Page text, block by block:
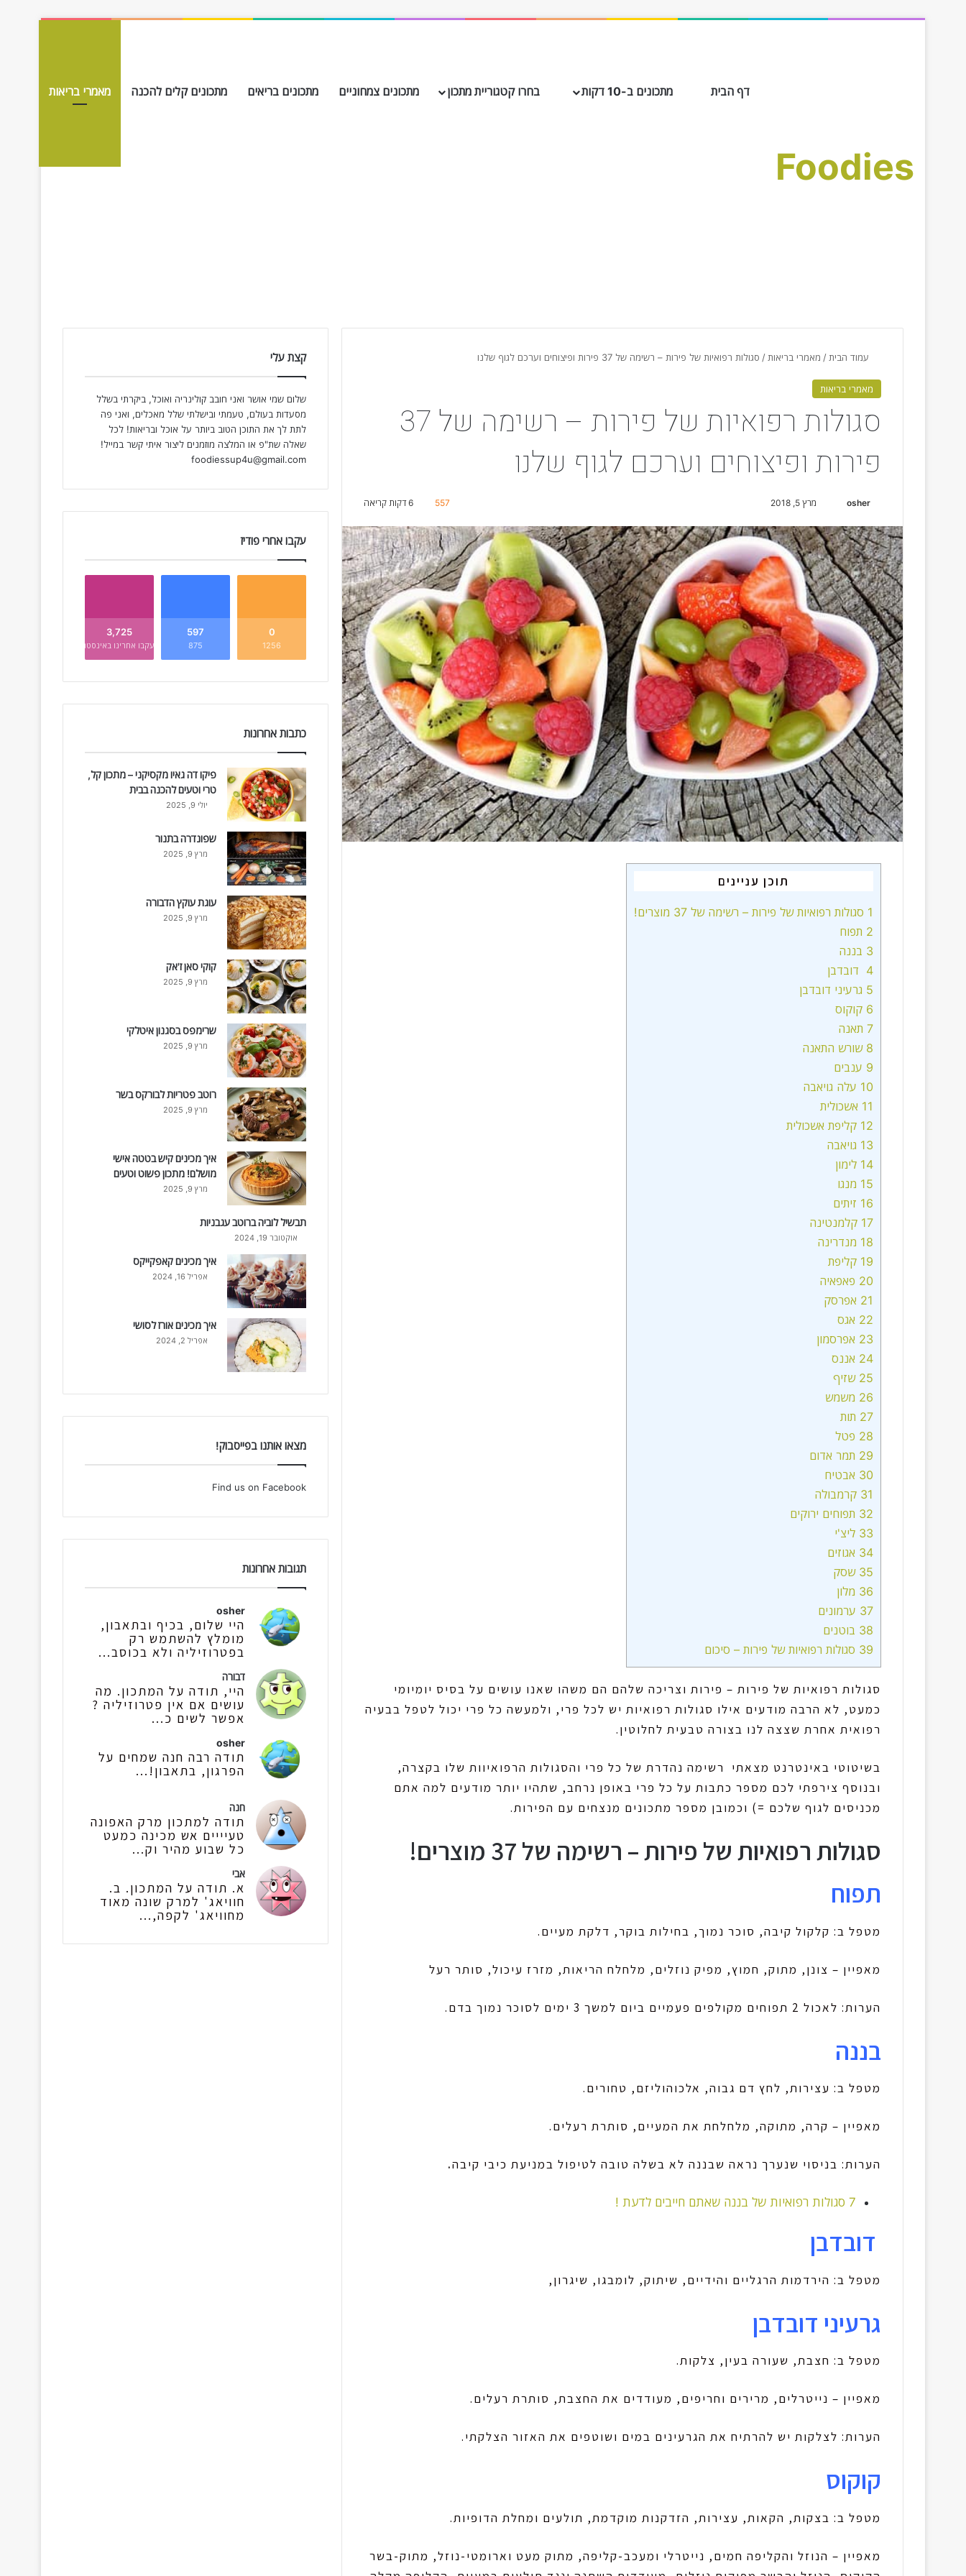
Foodies
דף הבית מתכונים ב-10 דקות בחרו קטגוריית מתכון מתכונים צמחוניים מתכונים בריאים מתכונים קלים להכנה מאמרי בריאות
עמוד הבית / מאמרי בריאות / סגולות רפואיות של פירות – רשימה של 37 פירות ופיצוחים וערכם לגוף שלנו
מאמרי בריאות
סגולות רפואיות של פירות – רשימה של 37
פירות ופיצוחים וערכם לגוף שלנו
osher
n
d
a
n
e
m
a
i
l
מרץ 5, 2018 557
תוכן עניינים
1 סגולות רפואיות של פירות – רשימה של 37 מוצרים!
2 תפוח
3 בננה
4 דובדבן
5 גרעיני דובדבן
6 קוקוס
7 תאנה
8 שורש התאנה
9 ענבים
10 עלה גויאבה
11 אשכולית
12 קליפת אשכולית
13 גויאבה
14 לימון
15 מנגו
16 זיתים
17 קלמנטינה
18 מנדרינה
19 קליפת
20 פאפאיה
21 אפרסק
22 אגס
23 אפרסמון
24 אננס
25 שזיף
26 משמש
27 תות
28 פטל
29 תמר אדום
30 אבטיח
31 קרמבולה
32 תפוחים ירוקים
33 ליצ'י
34 אגוזים
35 שסק
36 מלון
37 ערמונים
38 בוטנים
39 סגולות רפואיות של פירות – סיכום
סגולות רפואיות של פירות – פירות וצריכה שלהם הם משהו שאנו עושים על בסיס יומיומי
כמעט, לא הרבה מודעים אילו סגולות רפואיות יש לכל פרי, ולמעשה כל פרי יכול לטפל בבעיה
רפואית אחרת שצצה לנו בצורה טבעית לחלוטין.
בשיטוטי באינטרנט מצאתי רשימה נהדרת של כל פרי והסגולות הרפואיוות שלו בקצרה,
ובנוסף צירפתי לכם מספר כתבות על כל פרי באופן נרחב, שתהיו יותר מודעים למה אתם
מכניסים לגוף שלכם =) וכמובן מספר מתכונים מנצחים עם הפירות.
סגולות רפואיות של פירות – רשימה של 37 מוצרים!
תפוח
מטפל ב: קלקול קיבה, סוכר נמוך, בחילות בוקר, דלקת מעיים.
מאפיין – צונן, מתוק, חמוץ, מפיק נוזלים, מלחלח הריאות, מזרז עיכול, סותר רעל
הערות: לאכול 2 תפוחים מקולפים פעמיים ביום למשך 3 ימים לסוכר נמוך בדם.
בננה
מטפל ב: עצירות, לחץ דם גבוה, אלכוהוליזם, טחורים.
מאפיין – קרה, מתוקה, מלחלחת את המעיים, סותרת רעלים.
הערות: בניסוי שנערך נראה שבננה לא בשלה טובה לטיפול במניעת כיבי קיבה.
7 סגולות רפואיות של בננה שאתם חייבים לדעת !
דובדבן
מטפל ב: הירדמות הרגליים והידיים, שיתוק, לומבגו, שיגרון,
גרעיני דובדבן
מטפל ב: חצבת, שעורה בעין, צלקות.
מאפיין – נייטרלים, מרירים וחריפים, מעודדים את החצבת, סותרת רעלים.
הערות: לצלקות יש להרתיח את הגרעינים במים ושוטפים את האזור הצלקתי.
קוקוס
מטפל ב: בצקות, הקאות, עצירות, הזדקנות מוקדמת, תולעים ומחלת הדופיות.
מאפיין – הנוזל והקליפה חמים, נייטרלי ומעכב-קליפה, מתוק מעט וארומטי-נוזל, מתוק-בשר
קצת עלי
שלום שמי אושר ואני חובב קולינריה ואוכל, ביקרתי בשלל
מסעדות בעולם, טעמתי ובישלתי שלל מאכלים, ואני פה
לתת לך את התוכן הטוב ביותר על אוכל ובריאות! לכל
שאלה שת"פ או המלצה מוזמנים ליצור איתי קשר במייל!
foodiessup4u@gmail.com
עקבו אחרי פודיז
0
1256
597
875
3,725
עקבו אחרינו באינסטגרם
כתבות אחרונות
פיקו דה גאיו מקסיקני – מתכון קל,
טרי וטעים להכנה בבית
יולי 9, 2025
שפונדרה בתנור
מרץ 9, 2025
עוגת עוקץ הדבורה
מרץ 9, 2025
קוקי סאן ז'אק
מרץ 9, 2025
שרימפס בסגנון איטלקי
מרץ 9, 2025
רוטב פטריות לבורקס בשר
מרץ 9, 2025
איך מכינים קיש בטטה אישי
מושלם! מתכון פשוט וטעים
מרץ 9, 2025
תבשיל לוביה ברוטב עגבניות
אוקטובר 19, 2024
איך מכינים קאפקייקס
אפריל 16, 2024
איך מכינים אורז לסושי
אפריל 2, 2024
מצאו אותנו בפייסבוק!
Find us on Facebook
תגובות אחרונות
osher
היי שלום, בכיף ובתאבון,
מומלץ להשתמש רק
בפטרוזיליה ולא בכוסב...
דבורה
היי, תודה על המתכון. מה
עושים אם אין פטרוזיליה ?
אפשר לשים כ...
osher
תודה רבה חנה שמחים על
הפרגון, בתאבון!...
חנה
תודה למתכון מרק האפונה
טעיייים אש מכינה כמעט
כל שבוע מהיר וק...
אבי
א. תודה על המתכון. ב.
חוויאג' למרק שונה מאוד
מחוויאג' לקפה,...